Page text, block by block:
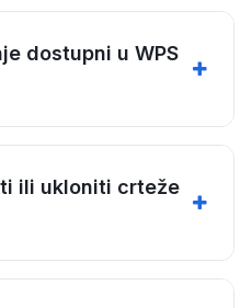
dostupni u WPS
ili ukloniti crteže